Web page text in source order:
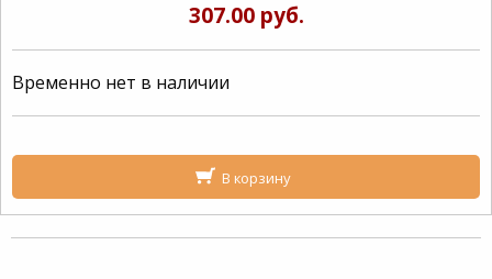
307.00 руб.
Временно нет в наличии
В корзину